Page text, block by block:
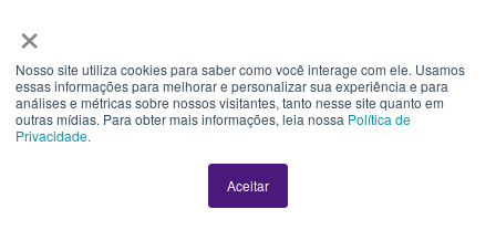
×
Nosso site utiliza cookies para saber como você interage com ele. Usamos
essas informações para melhorar e personalizar sua experiência e para
análises e métricas sobre nossos visitantes, tanto nesse site quanto em
outras mídias. Para obter mais informações, leia nossa Política de
Privacidade.
Aceitar
Roadmap estratégico com uso de IA
Conquiste sua vaga em Produto
Storytelling para negócios